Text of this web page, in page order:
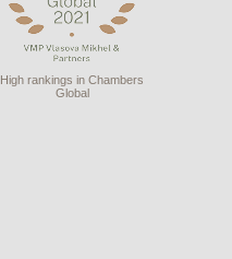
High rankings in Chambers
Global